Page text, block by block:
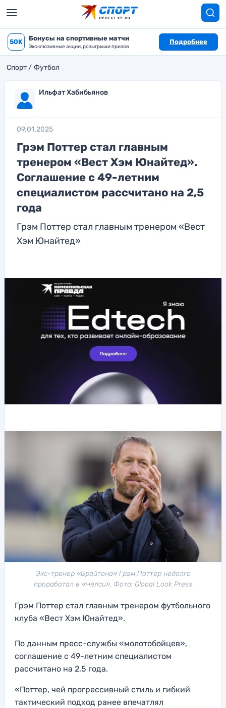
50K Бонусы на спортивные матчи
Эксклюзивные акции, розыгрыши призов
Подробнее
Спорт Футбол
Ильфат Хабибьянов
09.01.2025
Грэм Поттер стал главным
тренером «Вест Хэм Юнайтед».
Соглашение с 49-летним
специалистом рассчитано на 2,5
года
Грэм Поттер стал главным тренером «Вест
Хэм Юнайтед»
Экс-тренер «Брайтона» Грэм Поттер недолго
проработал в «Челси». Фото: Global Look Press
Грэм Поттер стал главным тренером футбольного
клуба «Вест Хэм Юнайтед».
По данным пресс-службы «молотобойцев»,
соглашение с 49-летним специалистом
рассчитано на 2,5 года.
«Поттер, чей прогрессивный стиль и гибкий
тактический подход ранее впечатлял